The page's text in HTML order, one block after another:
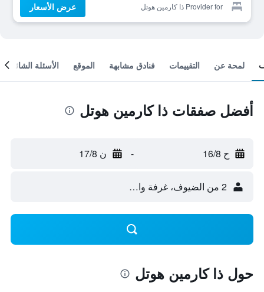
Provider for ذا كارمين هوتل عرض الأسعار
لمحة عن التقييمات فنادق مشابهة الموقع الأسئلة الشائعة
أفضل صفقات ذا كارمين هوتل
ح 16/8 - ن 17/8
2 من الضيوف، غرفة واحدة
حول ذا كارمين هوتل